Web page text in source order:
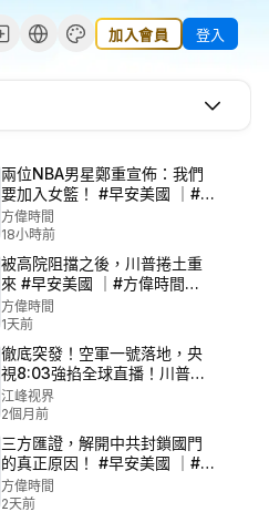
加入會員 登入
兩位NBA男星鄭重宣佈：我們
要加入女籃！ #早安美國 ｜#方
偉時間 08.08.2026
方偉時間
18小時前
被高院阻擋之後，川普捲土重
來 #早安美國 ｜#方偉時間
08.07.2026
方偉時間
1天前
徹底突發！空軍一號落地，央
視8:03強掐全球直播！川普車
隊碾壓長安街，北京市民竟夾
道歡呼？中南海徹底淪為「政
治殭屍」！【江峰視界
202605014第383期】
江峰视界
2個月前
三方匯證，解開中共封鎖國門
的真正原因！ #早安美國 ｜#方
偉時間 08.06.2026
方偉時間
2天前